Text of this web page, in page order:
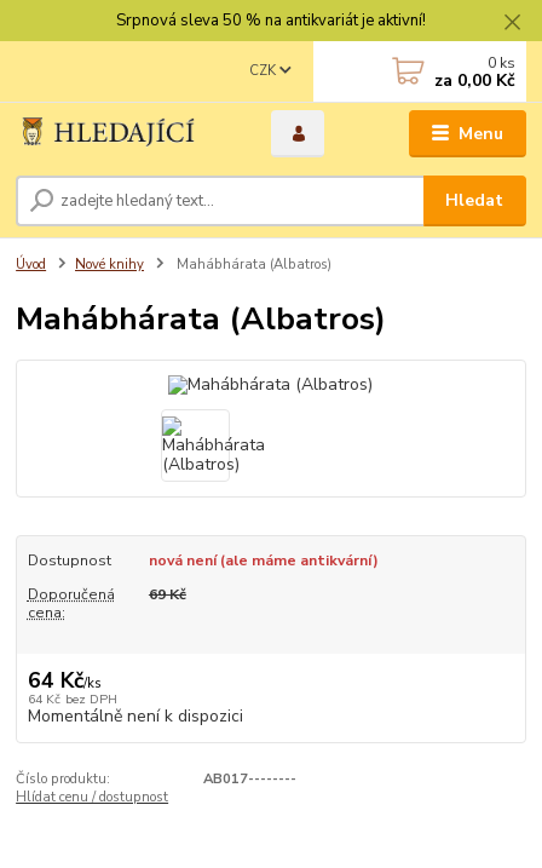
Srpnová sleva 50 % na antikvariát je aktivní!
Menu
CZK
Hledat
0 ks
za 0,00 Kč
Úvod Nové knihy Mahábhárata (Albatros)
Mahábhárata (Albatros)
Dostupnost
nová není (ale máme antikvární)
Doporučená
cena:
69 Kč
64 Kč/ks
64 Kč bez DPH
Momentálně není k dispozici
Číslo produktu:
AB017--------
Hlídat cenu / dostupnost